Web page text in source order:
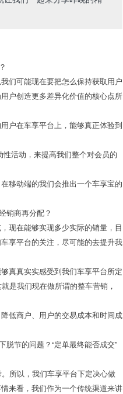
们可能现在要把怎么保持获取用户
户创造更多差异化价值的核心点所
户在车享平台上，能够真正体验到
活动，来提高我们整个对会员的
移动端的我们会推出一个车享宝的
销商再分配？
现在能够实现多少实际的销量，目
享平台的关注，尽可能的去提升我
真真实实感受到我们车享平台所定
是我们现在做所谓的整车营销，
低商户、用户的交易成本和时间成
节的问题？“定单最终能否成交”
所以，我们车享平台下定决心做
来看，我们作为一个传统渠道来讲